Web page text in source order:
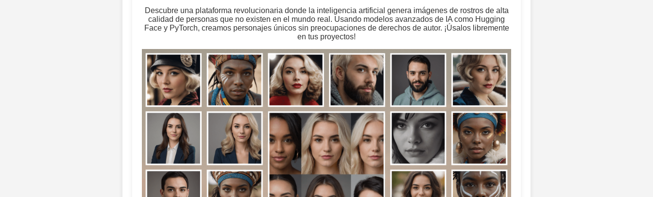
Descubre una plataforma revolucionaria donde la inteligencia artificial genera imágenes de rostros de alta
calidad de personas que no existen en el mundo real. Usando modelos avanzados de IA como Hugging
Face y PyTorch, creamos personajes únicos sin preocupaciones de derechos de autor. ¡Úsalos libremente
en tus proyectos!